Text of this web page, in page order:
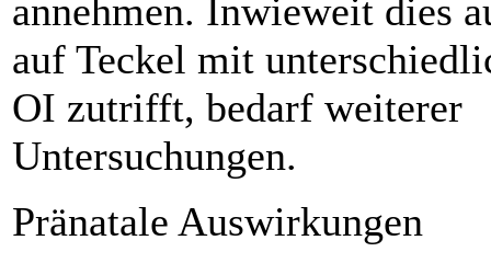
annehmen. Inwieweit dies
auf Teckel mit
OI zutrifft, bedarf weiterer
Untersuchungen.
Pränatale Auswirkungen